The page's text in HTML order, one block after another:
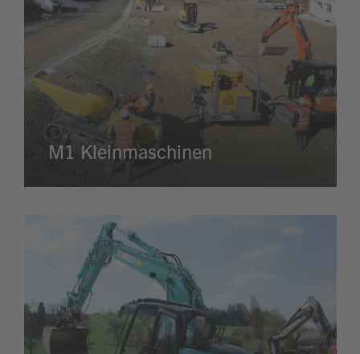
M1 Kleinmaschinen